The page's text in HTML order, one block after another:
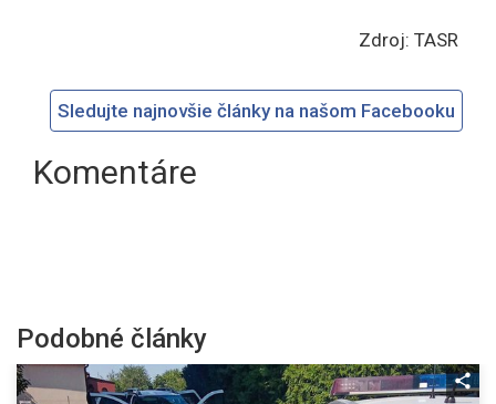
Zdroj: TASR
Sledujte najnovšie články na našom Facebooku
Komentáre
Podobné články